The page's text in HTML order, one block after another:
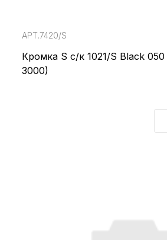
АРТ.7420/S
Кромка S с/к 1021/S Black
3000)